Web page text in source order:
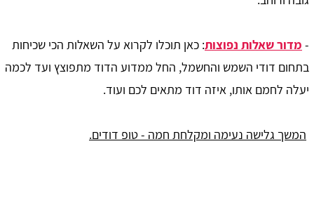
- מדור שאלות נפוצות: כאן תוכלו לקרוא על השאלות הכי שכיחות
בתחום דודי השמש והחשמל, החל ממדוע הדוד מתפוצץ ועד לכמה
יעלה לחמם אותו, איזה דוד מתאים לכם ועוד.
המשך גלישה נעימה ומקלחת חמה - טופ דודים.